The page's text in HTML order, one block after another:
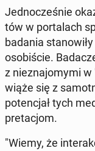
Jed­no­cze­śnie
tów w por­ta­lach
badania
oso­bi­ście.
z nie­zna­jo­my­mi w
wiąże się z
po­ten­cjał tych
pre­ta­cjom.
"Wiemy, że